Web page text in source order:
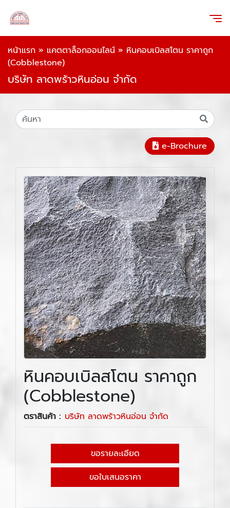
หน้าแรก » แคตตาล็อกออนไลน์ » หินคอบเบิลสโตน ราคาถูก
(Cobblestone)
บริษัท ลาดพร้าวหินอ่อน จำกัด
e-Brochure
หินคอบเบิลสโตน ราคาถูก
(Cobblestone)
ตราสินค้า : บริษัท ลาดพร้าวหินอ่อน จำกัด
ขอรายละเอียด
ขอใบเสนอราคา